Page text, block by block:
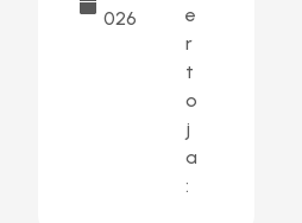
026
e
r
t
o
j
a
: